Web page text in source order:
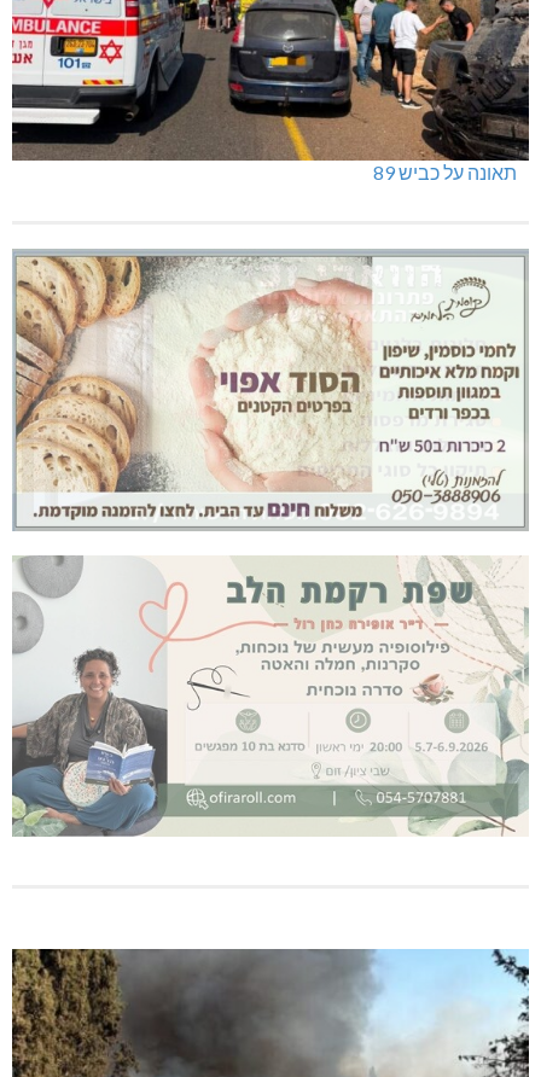
תאונה על כביש 89